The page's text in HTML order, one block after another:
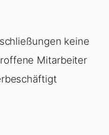
keine
Mitarbeiter